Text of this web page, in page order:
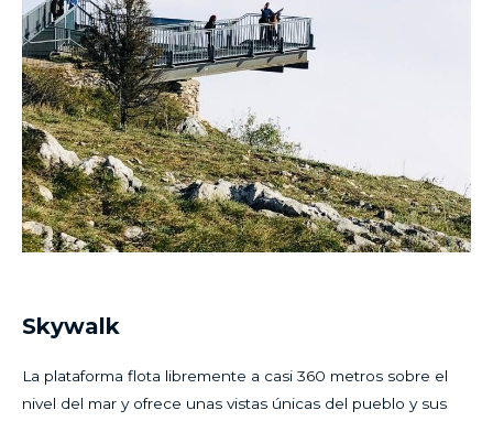
Skywalk
La plataforma flota libremente a casi 360 metros sobre el
nivel del mar y ofrece unas vistas únicas del pueblo y sus